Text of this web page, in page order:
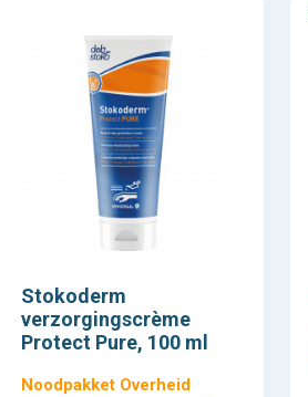
Stokoderm
verzorgingscrème
Protect Pure, 100 ml
Noodpakket Overheid